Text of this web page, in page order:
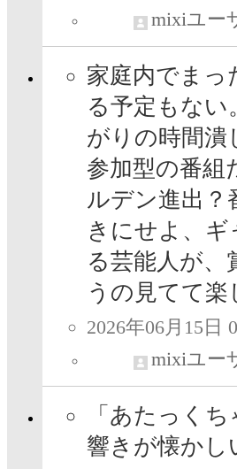
mixiユー
家庭内でまっ
る予定もない
がりの時間潰
参加型の番組
ルデン進出？
きにせよ、ギ
る芸能人が、
うの見てて楽
2026年06月15日
mixiユー
「あたっく
響きが懐かし